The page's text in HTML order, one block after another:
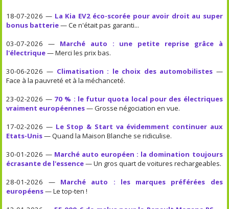
18-07-2026 — La Kia EV2 éco-scorée pour avoir droit au super
bonus batterie— Ce n'était pas garanti...
03-07-2026 — Marché auto : une petite reprise grâce à
l'électrique— Merci les prix bas.
30-06-2026 — Climatisation : le choix des automobilistes —
Face à la pauvreté et à la méchanceté.
23-02-2026 — 70 % : le futur quota local pour des électriques
vraiment européennes— Grosse négociation en vue.
17-02-2026 — Le Stop & Start va évidemment continuer aux
Etats-Unis— Quand la Maison Blanche se ridiculise.
30-01-2026 — Marché auto européen : la domination toujours
écrasante de l'essence— Un gros quart de voitures rechargeables.
28-01-2026 — Marché auto : les marques préférées des
européens— Le top-ten !